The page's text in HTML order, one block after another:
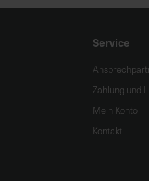
Service
Zahlung und
Mein Konto
Kontakt